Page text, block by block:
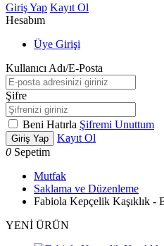
Giriş Yap Kayıt Ol
Hesabım
Üye Girişi
Kullanıcı Adı/E-Posta
Şifre
Beni Hatırla Şifremi Unuttum
Giriş Yap
Kayıt Ol
0 Sepetim
Mutfak
Saklama ve Düzenleme
Fabiola Kepçelik Kaşıklık -
YENİ ÜRÜN